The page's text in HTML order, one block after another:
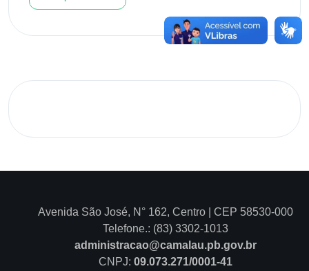
Avenida São José, N° 162, Centro | CEP 58530-000
Telefone.: (83) 3302-1013
administracao@camalau.pb.gov.br
CNPJ: 09.073.271/0001-41